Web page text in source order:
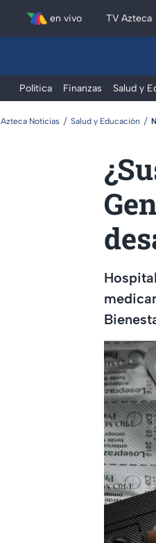
en vivo TV Azteca
Política Finanzas Salud y
Azteca Noticias Salud y Educación